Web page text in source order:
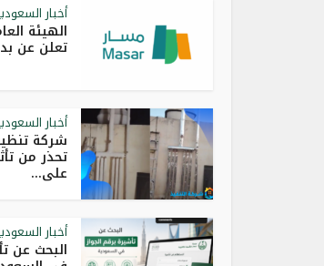
أخبار
الهيئة
تعلن عن
أخبار
شركة
تحذر من
على...
أخبار
البحث عن